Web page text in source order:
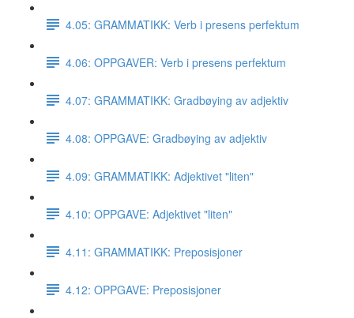
4.05: GRAMMATIKK: Verb i presens perfektum
4.06: OPPGAVER: Verb i presens perfektum
4.07: GRAMMATIKK: Gradbøying av adjektiv
4.08: OPPGAVE: Gradbøying av adjektiv
4.09: GRAMMATIKK: Adjektivet "liten"
4.10: OPPGAVE: Adjektivet "liten"
4.11: GRAMMATIKK: Preposisjoner
4.12: OPPGAVE: Preposisjoner